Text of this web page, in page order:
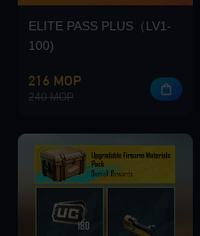
ELITE PASS PLUS（LV1-
100)
216 MOP
240 MOP